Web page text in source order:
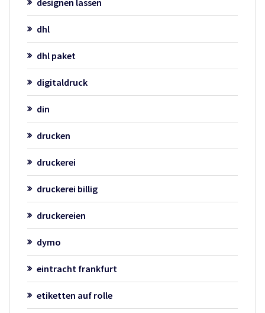
dhl
dhl paket
digitaldruck
din
drucken
druckerei
druckerei billig
druckereien
dymo
eintracht frankfurt
etiketten auf rolle